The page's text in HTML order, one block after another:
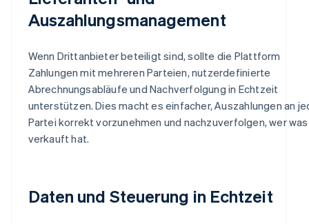
Auszahlungsmanagement
Wenn Drittanbieter beteiligt sind, sollte die Plattform
Zahlungen mit mehreren Parteien, nutzerdefinierte
Abrechnungsabläufe und Nachverfolgung in Echtzeit
unterstützen. Dies macht es einfacher, Auszahlungen an
Partei korrekt vorzunehmen und nachzuverfolgen, wer
verkauft hat.
Daten und Steuerung in Echtzeit